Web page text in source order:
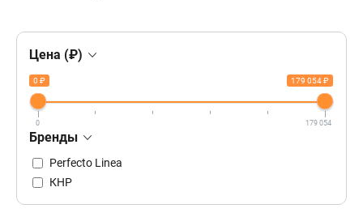
Цена (₽)
0 ₽ 179 054 ₽
0 179 054
Бренды
Perfecto Linea
КНР